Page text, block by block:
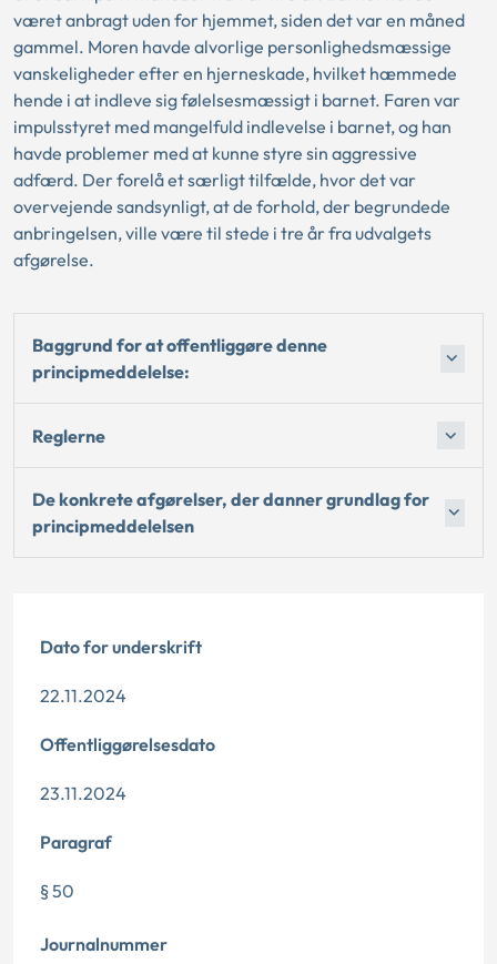
været anbragt uden for hjemmet, siden det var en måned
gammel. Moren havde alvorlige personlighedsmæssige
vanskeligheder efter en hjerneskade, hvilket hæmmede
hende i at indleve sig følelsesmæssigt i barnet. Faren var
impulsstyret med mangelfuld indlevelse i barnet, og han
havde problemer med at kunne styre sin aggressive
adfærd. Der forelå et særligt tilfælde, hvor det var
overvejende sandsynligt, at de forhold, der begrundede
anbringelsen, ville være til stede i tre år fra udvalgets
afgørelse.
Baggrund for at offentliggøre denne
principmeddelelse:
Reglerne
De konkrete afgørelser, der danner grundlag for
principmeddelelsen
Dato for underskrift
22.11.2024
Offentliggørelsesdato
23.11.2024
Paragraf
§ 50
Journalnummer